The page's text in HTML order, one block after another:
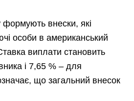
внески, які
особи в американський
виплати становить
і 7,65 % – для
що загальний внесок